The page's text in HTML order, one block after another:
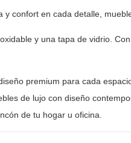
y confort en cada detalle,
y una tapa de vidrio.
premium para cada
de lujo con diseño
de tu hogar u oficina.